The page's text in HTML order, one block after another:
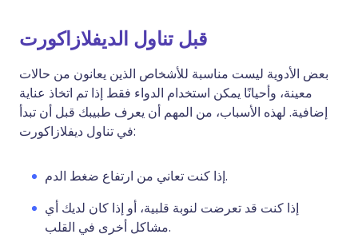
قبل تناول الديفلازاكورت
بعض الأدوية ليست مناسبة للأشخاص الذين يعانون من حالات
معينة، وأحيانًا يمكن استخدام الدواء فقط إذا تم اتخاذ عناية
إضافية. لهذه الأسباب، من المهم أن يعرف طبيبك قبل أن تبدأ
في تناول ديفلازاكورت:
إذا كنت تعاني من ارتفاع ضغط الدم.
إذا كنت قد تعرضت لنوبة قلبية، أو إذا كان لديك أي
مشاكل أخرى في القلب.